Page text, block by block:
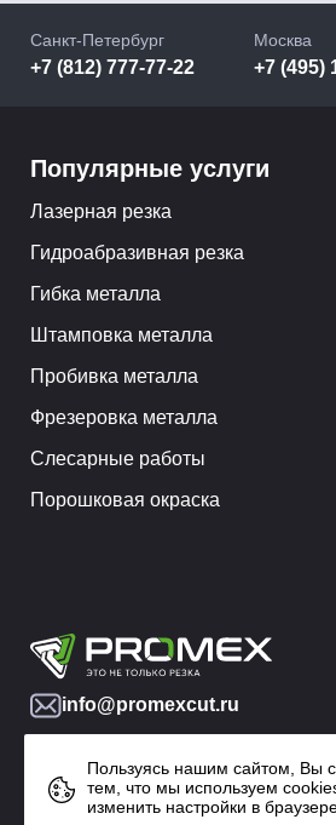
Пользуясь нашим сайтом, Вы
тем, что мы используем
изменить настройки в
Санкт-Петербург
+7 (812) 777-77-22
Москва
+7 (495)
info@promexcut.ru
Популярные услуги
Лазерная резка
Гидроабразивная резка
Гибка металла
Штамповка металла
Пробивка металла
Фрезеровка металла
Слесарные работы
Порошковая окраска